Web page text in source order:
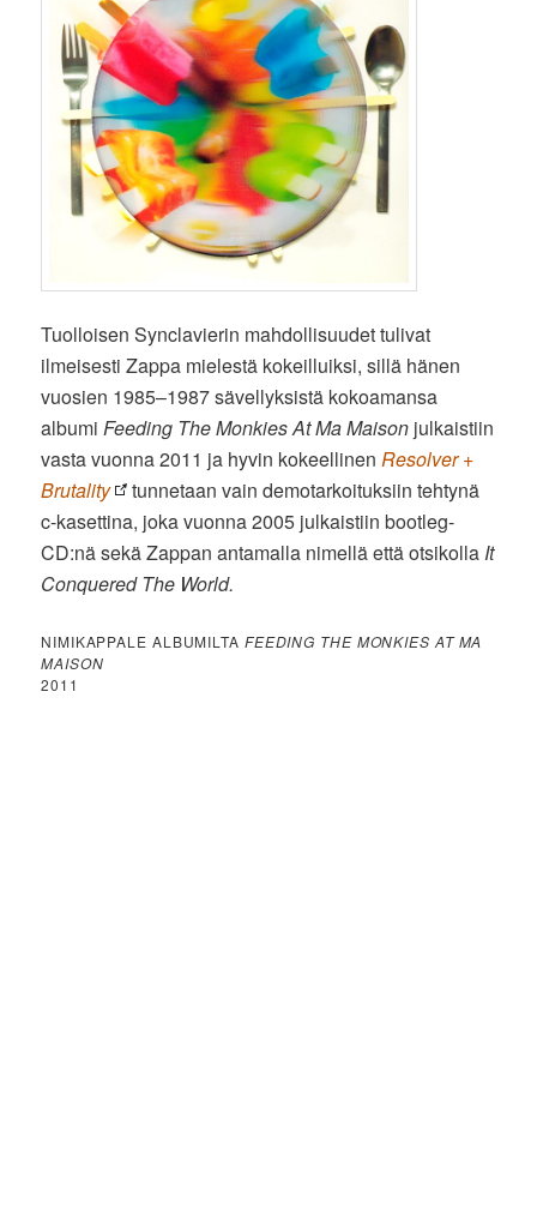
Tuolloisen Synclavierin mahdollisuudet tulivat
ilmeisesti Zappa mielestä kokeilluiksi, sillä hänen
vuosien 1985–1987 sävellyksistä kokoamansa
albumiFeeding The Monkies At Ma Maison julkaistiin
vasta vuonna 2011 ja hyvin kokeellinenResolver +
Brutality
tunnetaan vain demotarkoituksiin tehtynä
c-kasettina, joka vuonna 2005 julkaistiin bootleg-
CD:nä sekä Zappan antamalla nimellä että otsikolla It
Conquered The World.
NIMIKAPPALE ALBUMILTA FEEDING THE MONKIES AT MA
MAISON
2011